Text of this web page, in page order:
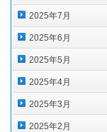
2025年7月
2025年6月
2025年5月
2025年4月
2025年3月
2025年2月